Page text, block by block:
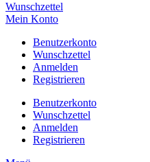
Wunschzettel
Mein Konto
Benutzerkonto
Wunschzettel
Anmelden
Registrieren
Benutzerkonto
Wunschzettel
Anmelden
Registrieren